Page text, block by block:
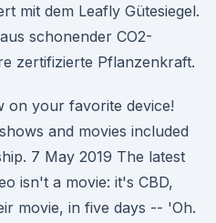
mit dem Leafly Gütesiegel.
schonender CO2-
zertifizierte Pflanzenkraft.
on your favorite device!
and movies included
7 May 2019 The latest
isn't a movie: it's CBD,
movie, in five days -- 'Oh.